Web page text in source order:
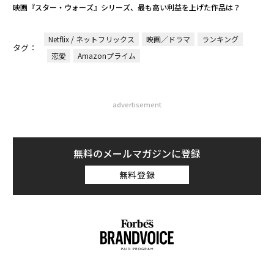
映画『スター・ウォーズ』シリーズ、最も高い利益を上げた作品は？
タグ：
Netflix / ネットフリックス 映画／ドラマ
ランキング
恋愛
Amazonプライム
advertisement
無料のメールマガジンに登録
無料登録